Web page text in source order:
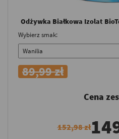
Odżywka Białkowa Izolat
Wybierz smak:
89,99 zł
Cena
152,98 zł